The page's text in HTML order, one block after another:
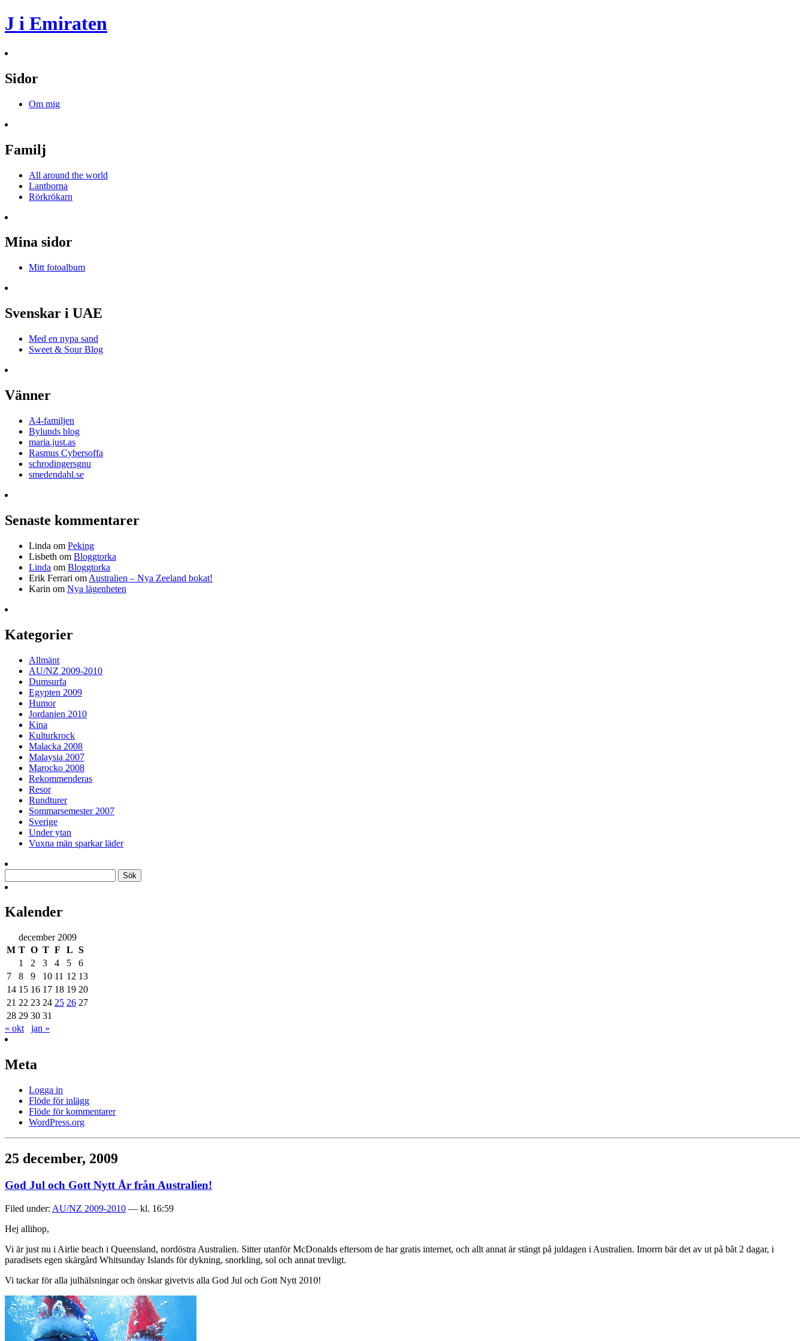
J i Emiraten
Sidor
Om mig
Familj
All around the world
Lantborna
Rörkrökarn
Mina sidor
Mitt fotoalbum
Svenskar i UAE
Med en nypa sand
Sweet & Sour Blog
Vänner
A4-familjen
Bylunds blog
maria.just.as
Rasmus Cybersoffa
schrodingersgnu
smedendahl.se
Senaste kommentarer
Linda om Peking
Lisbeth om Bloggtorka
Linda om Bloggtorka
Erik Ferrari om Australien – Nya Zeeland bokat!
Karin om Nya lägenheten
Kategorier
Allmänt
AU/NZ 2009-2010
Dumsurfa
Egypten 2009
Humor
Jordanien 2010
Kina
Kulturkrock
Malacka 2008
Malaysia 2007
Marocko 2008
Rekommenderas
Resor
Rundturer
Sommarsemester 2007
Sverige
Under ytan
Vuxna män sparkar läder
efter:
Kalender
december 2009
M T O T F L S
1
2 3 4 5
6
7
8 9 10 11 12 13
14 15 16 17 18 19 20
21 22 23 24 25 26 27
28 29 30 31
« okt
jan »
Meta
Logga in
Flöde för inlägg
Flöde för kommentarer
WordPress.org
25 december, 2009
God Jul och Gott Nytt År från Australien!
Filed under: AU/NZ 2009-2010 — kl. 16:59
Hej allihop,
Vi är just nu i Airlie beach i Queensland, nordöstra Australien. Sitter utanför McDonalds eftersom de har gratis internet, och allt annat är stängt på juldagen i Australien. Imorrn bär det av ut på båt 2 dagar, i
paradisets egen skärgård Whitsunday Islands för dykning, snorkling, sol och annat trevligt.
Vi tackar för alla julhälsningar och önskar givetvis alla God Jul och Gott Nytt 2010!